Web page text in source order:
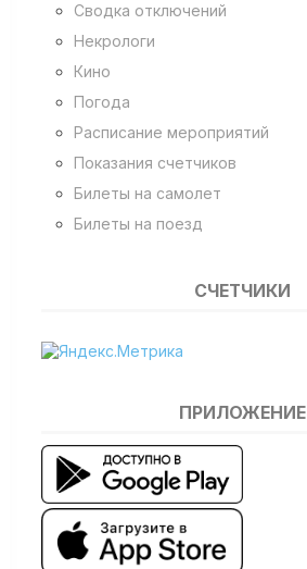
Сводка отключений
Некрологи
Кино
Погода
Расписание мероприятий
Показания счетчиков
Билеты на самолет
Билеты на поезд
СЧЕТЧИКИ
ПРИЛОЖЕНИЕ